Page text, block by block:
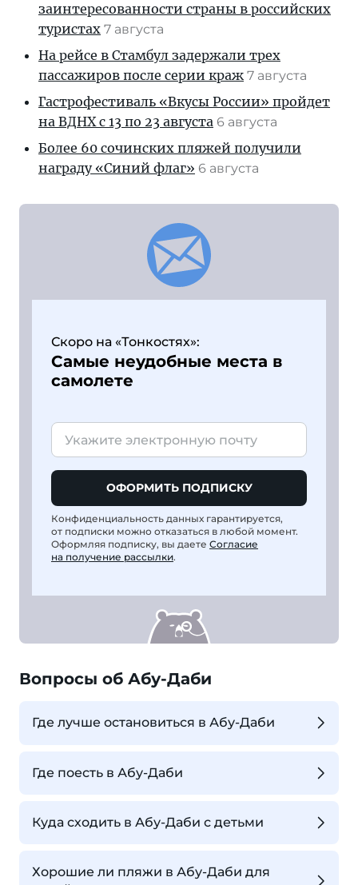
заинтересованности страны в российских
туристах 7 августа
На рейсе в Стамбул задержали трех
пассажиров после серии краж 7 августа
Гастрофестиваль «Вкусы России» пройдет
на ВДНХ с 13 по 23 августа 6 августа
Более 60 сочинских пляжей получили
награду «Синий флаг» 6 августа
Скоро на «Тонкостях»:
Самые неудобные места в
самолете
ОФОРМИТЬ ПОДПИСКУ
Конфиденциальность данных гарантируется,
от подписки можно отказаться в любой момент.
Оформляя подписку, вы даете Согласие
на получение рассылки.
Вопросы об Абу-Даби
Где лучше остановиться в Абу-Даби
Где поесть в Абу-Даби
Куда сходить в Абу-Даби с детьми
Хорошие ли пляжи в Абу-Даби для